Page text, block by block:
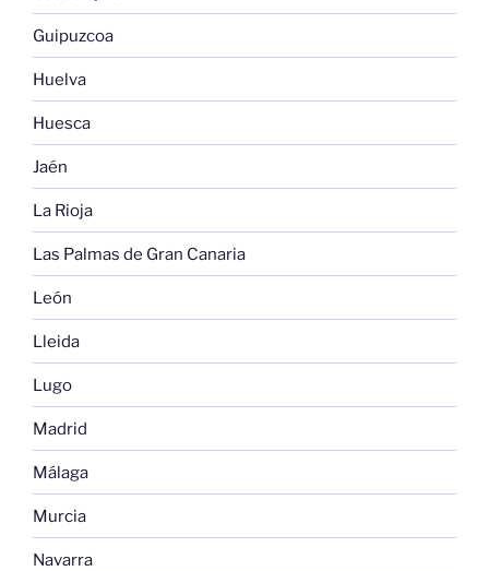
Guipuzcoa
Huelva
Huesca
Jaén
La Rioja
Las Palmas de Gran Canaria
León
Lleida
Lugo
Madrid
Málaga
Murcia
Navarra